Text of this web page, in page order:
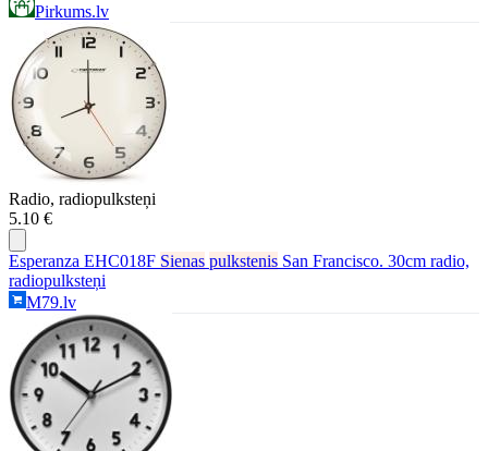
Pirkums.lv
Radio, radiopulksteņi
5.10 €
Esperanza EHC018F Sienas pulkstenis San Francisco. 30cm radio,
radiopulksteņi
M79.lv